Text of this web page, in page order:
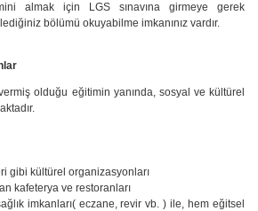
almak için LGS sınavına girmeye gerek
bölümü okuyabilme imkanınız vardır.
olduğu eğitimin yanında, sosyal ve kültürel
gibi kültürel organizasyonları
kafeterya ve restoranları
imkanları( eczane, revir vb. ) ile, hem eğitsel